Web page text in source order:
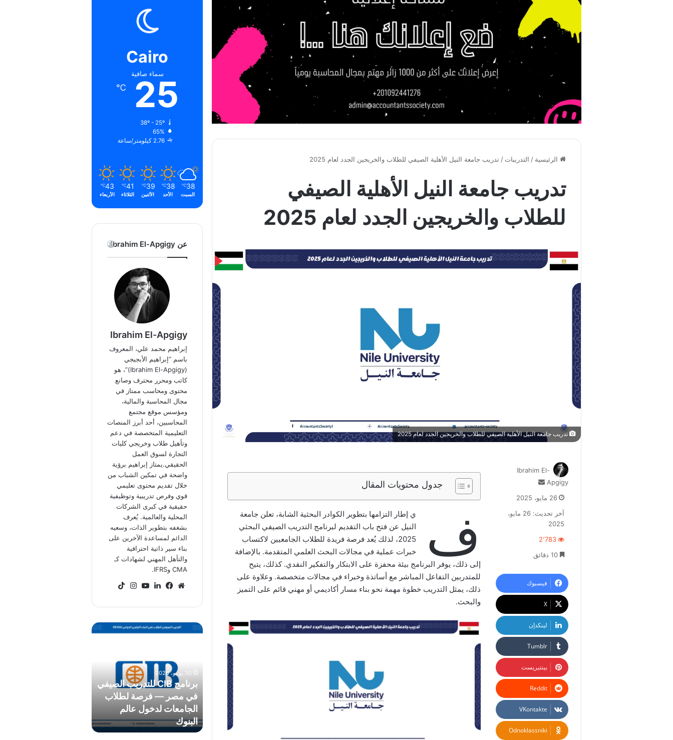
الرئيسية / التدريبات / تدريب جامعة النيل الأهلية الصيفي للطلاب والخريجين الجدد لعام 2025
تدريب جامعة النيل الأهلية الصيفي
للطلاب والخريجين الجدد لعام 2025
تدريب جامعة النيل الأهلية الصيفي للطلاب والخريجين الجدد لعام 2025
جدول محتويات المقال
ف
ي إطار التزامها بتطوير الكوادر البحثية الشابة، تعلن جامعة
النيل عن فتح باب التقديم لبرنامج التدريب الصيفي البحثي
2025، لذلك يُعد فرصة فريدة للطلاب الجامعيين لاكتساب
خبرات عملية في مجالات البحث العلمي المتقدمة. بالإضافة
إلى ذلك، يوفر البرنامج بيئة محفزة على الابتكار والتفكير النقدي. كذلك، يتيح
للمتدربين التفاعل المباشر مع أساتذة وخبراء في مجالات متخصصة. وعلاوة على
ذلك، يمثل التدريب خطوة مهمة نحو بناء مسار أكاديمي أو مهني قائم على التميز
والبحث.
Ibrahim El-
Apgigy
أرسل
إلكترونيا
26 مايو، 2025
آخر تحديث: 26 مايو،
2025
2٬783
فيسبوك
‫X
لينكدإن
بينتيريست
Odnoklassniki
Cairo
سماء صافية
25
℃
38º - 25º
65%
2.76 كيلومتر/ساعة
38
℃
السبت
38
℃
الأحد
39
℃
الأثنين
41
℃
الثلاثاء
43
℃
الأربعاء
عن Ibrahim El-Apgigy
Ibrahim El-Apgigy
إبراهيم محمد علي، المعروف
باسم “إبراهيم الأبجيجي
(Ibrahim El-Apgigy)”، هو
كاتب ومحرر محترف وصانع
محتوى ومحاسب ممتاز في
مجال المحاسبة والمالية،
ومؤسس موقع مجتمع
المحاسبين، أحد أبرز المنصات
التعليمية المتخصصة في دعم
وتأهيل طلاب وخريجي كليات
التجارة لسوق العمل
الحقيقي.يمتاز إبراهيم برؤية
واضحة في تمكين الشباب من
خلال تقديم محتوى تعليمي
قوي وفرص تدريبية وتوظيفية
حقيقية في كبرى الشركات
المحلية والعالمية. يُعرف
بشغفه بتطوير الذات، وسعيه
الدائم لمساعدة الآخرين على
بناء سير ذاتية احترافية
والتأهل المهني لشهادات كـ
CMA وIFRS.
موقعفيسبوكلينكدإن‫YouTube
انستقرام
برنامج
—
فرصة
لطلاب
الجامعات
لدخول
30 يونيو، 2026
برنامج CIB للتدريب الصيفي
في مصر — فرصة لطلاب
الجامعات لدخول عالم
البنوك